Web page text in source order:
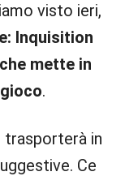
visto ieri,
Inquisition
mette in
.
trasporterà in
Ce